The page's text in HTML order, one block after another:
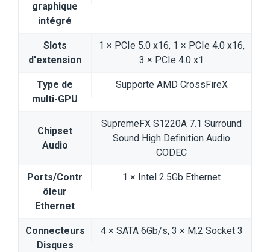
graphique
intégré
Slots
d'extension
1 × PCIe 5.0 x16, 1 × PCIe 4.0 x16,
3 × PCIe 4.0 x1
Type de
multi-GPU
Supporte AMD CrossFireX
Chipset
Audio
SupremeFX S1220A 7.1 Surround
Sound High Definition Audio
CODEC
Ports/Contr
ôleur
Ethernet
1 × Intel 2.5Gb Ethernet
Connecteurs
Disques
4 × SATA 6Gb/s, 3 × M.2 Socket 3